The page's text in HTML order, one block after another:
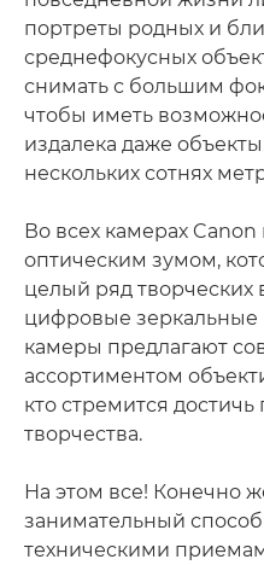
портреты родных и
среднефокусных
снимать с большим
чтобы иметь
издалека даже
нескольких сотнях
Во всех камерах
оптическим зумом,
целый ряд
цифровые зеркальные
камеры предлагают
ассортиментом
кто стремится
творчества.
На этом все! Конечно
занимательный
техническими